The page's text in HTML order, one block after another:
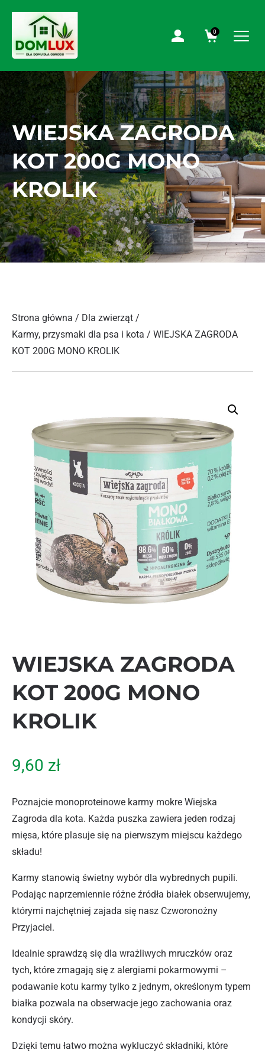
0
WIEJSKA ZAGRODA
KOT 200G MONO
KROLIK
Strona główna / Dla zwierząt /
Karmy, przysmaki dla psa i kota / WIEJSKA ZAGRODA
KOT 200G MONO KROLIK
WIEJSKA ZAGRODA
KOT 200G MONO
KROLIK
9,60 zł
Poznajcie monoproteinowe karmy mokre Wiejska
Zagroda dla kota. Każda puszka zawiera jeden rodzaj
mięsa, które plasuje się na pierwszym miejscu każdego
składu!
Karmy stanowią świetny wybór dla wybrednych pupili.
Podając naprzemiennie różne źródła białek obserwujemy,
którymi najchętniej zajada się nasz Czworonożny
Przyjaciel.
Idealnie sprawdzą się dla wrażliwych mruczków oraz
tych, które zmagają się z alergiami pokarmowymi –
podawanie kotu karmy tylko z jednym, określonym typem
białka pozwala na obserwacje jego zachowania oraz
kondycji skóry.
Dzięki temu łatwo można wykluczyć składniki, które